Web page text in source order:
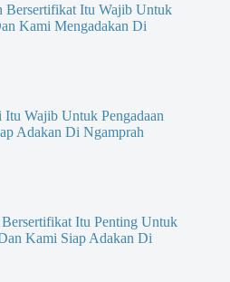
Bersertifikat Itu Wajib Untuk
Kami Mengadakan Di
Itu Wajib Untuk Pengadaan
Adakan Di Ngamprah
Itu Penting Untuk
Kami Siap Adakan Di